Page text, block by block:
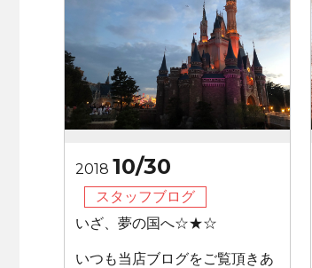
2018 10/30
スタッフブログ
いざ、夢の国へ☆★☆
いつも当店ブログをご覧頂きあ